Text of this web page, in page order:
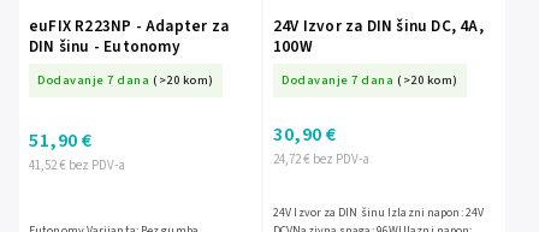
euFIX R223NP - Adapter za
DIN šinu - Eutonomy
Dodavanje 7 dana (>20 kom)
41,52 € bez PDV-a
51,90 €
24V Izvor za DIN šinu DC, 4A,
100W
Dodavanje 7 dana (>20 kom)
24,72 € bez PDV-a
30,90 €
24V Izvor za DIN šinu Izlazni napon: 24V